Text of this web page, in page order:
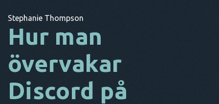
Stephanie Thompson
Hur man
övervakar
Discord på